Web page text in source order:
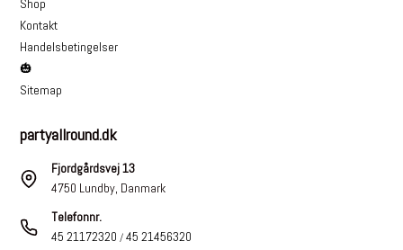
Shop
Kontakt
Handelsbetingelser
🎃
Sitemap
partyallround.dk
Fjordgårdsvej 13
4750 Lundby, Danmark
Telefonnr.
45 21172320 /45 21456320